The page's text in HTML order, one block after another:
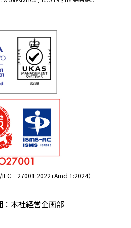
27001:2022+Amd 1:2024）
本社経営企画部